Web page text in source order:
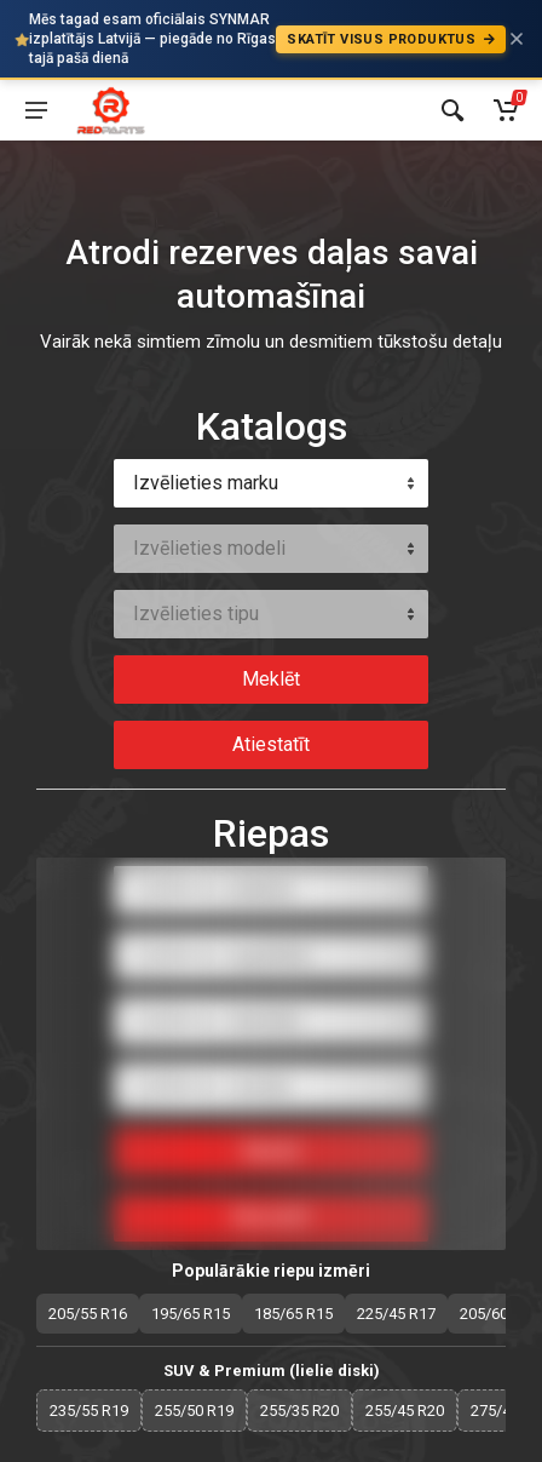
Mēs tagad esam oficiālais SYNMAR
izplatītājs Latvijā — piegāde no Rīgas
tajā pašā dienā
SKATĪT VISUS PRODUKTUS
Auto
0
Atrodi rezerves daļas savai
automašīnai
Vairāk nekā simtiem zīmolu un desmitiem tūkstošu detaļu
Katalogs
Izvēlieties marku
Izvēlieties modeli
Izvēlieties tipu
Riepas
Populārākie riepu izmēri
205/55 R16 195/65 R15 185/65 R15 225/45 R17 205/60 R16
SUV & Premium (lielie diski)
235/55 R19 255/50 R19 255/35 R20 255/45 R20 275/40